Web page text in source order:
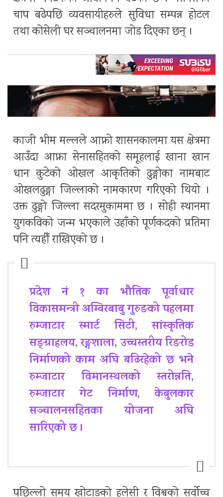
चाप बढेपछि व्यवसायीहरुले सुविधा सम्पन्न होटल
तथा कोसेली घर सञ्चालनमा जोड दिएका छन् ।
काजी भीम मल्लले आफ्नो शासनकालमा यस क्षेत्रमा
आउँदा आफ्ना सेनासहितको समूहलाई खाना खान
धान कुटेको ओखल आकृतिको ढुङ्गोका नामबाट
ओखलढुङ्गा जिल्लाको नामकारण गरिएको थियो ।
उक्त ढुङ्गो जिल्ला सदरमुकाममा छ । सोही स्थानमा
युगकविको जन्म भएकाले उहाँको पूर्णकदको प्रतिमा
पनि त्यहीँ राखिएको छ ।
प्रदेश नं १ का भौतिक पूर्वाधार
विकासमन्त्री अम्बिरबाबु गुरुङको पहलमा
रुम्जाटार स्मार्ट सिटी, सांस्कृतिक
सङ्ग्राहलय, रङ्गशाला, उच्चस्तरीय रिङरोड
निर्माणको काम अघि बढिरहेको छ भने
रुम्जाटार विमानस्थलको स्तरोन्नति,
रुम्जाटार गेट निर्माण, केबुलकार
सञ्चालनसहितका योजना अघि
सारिएको छ ।
पछिल्लो समय खोटाङको हलेसी र विश्वको सर्वोच्च